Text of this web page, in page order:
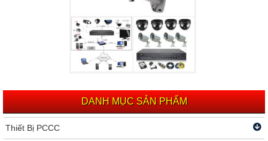
DANH MỤC SẢN PHẨM
Thiết Bị PCCC